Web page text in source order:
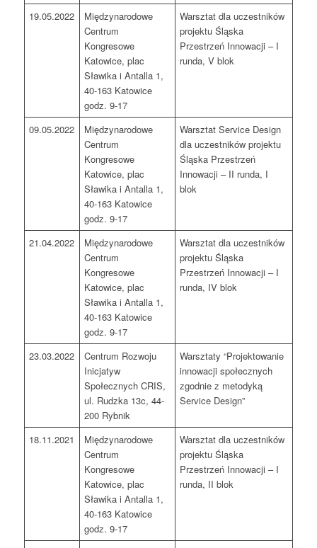
19.05.2022
Międzynarodowe
Centrum
Kongresowe
Katowice, plac
Sławika i Antalla 1,
40-163 Katowice
godz. 9-17
Warsztat dla uczestników
projektu Śląska
Przestrzeń Innowacji – I
runda, V blok
09.05.2022
Międzynarodowe
Centrum
Kongresowe
Katowice, plac
Sławika i Antalla 1,
40-163 Katowice
godz. 9-17
Warsztat Service Design
dla uczestników projektu
Śląska Przestrzeń
Innowacji – II runda, I
blok
21.04.2022
Międzynarodowe
Centrum
Kongresowe
Katowice, plac
Sławika i Antalla 1,
40-163 Katowice
godz. 9-17
Warsztat dla uczestników
projektu Śląska
Przestrzeń Innowacji – I
runda, IV blok
23.03.2022
Centrum Rozwoju
Inicjatyw
Społecznych CRIS,
ul. Rudzka 13c, 44-
200 Rybnik
Warsztaty “Projektowanie
innowacji społecznych
zgodnie z metodyką
Service Design”
18.11.2021
Międzynarodowe
Centrum
Kongresowe
Katowice, plac
Sławika i Antalla 1,
40-163 Katowice
godz. 9-17
Warsztat dla uczestników
projektu Śląska
Przestrzeń Innowacji – I
runda, II blok